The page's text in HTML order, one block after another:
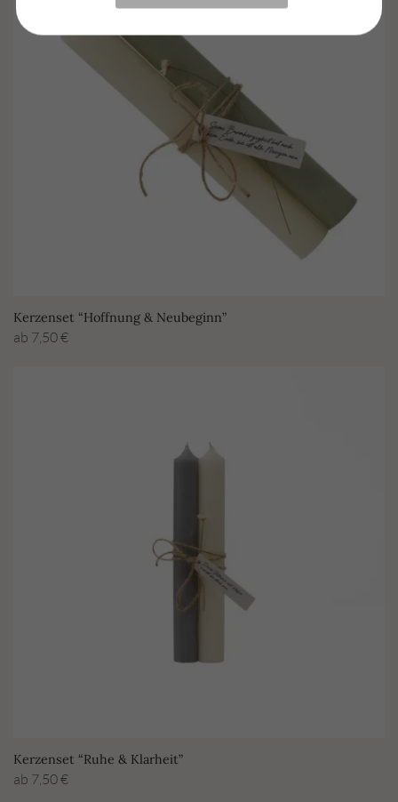
Kerzenset “Hoffnung & Neubeginn”
ab 7,50€
Kerzenset “Ruhe & Klarheit”
ab 7,50€